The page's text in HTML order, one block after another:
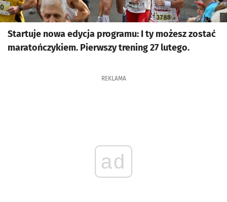
Startuje nowa edycja programu: I ty możesz zostać
maratończykiem. Pierwszy trening 27 lutego.
REKLAMA
ad